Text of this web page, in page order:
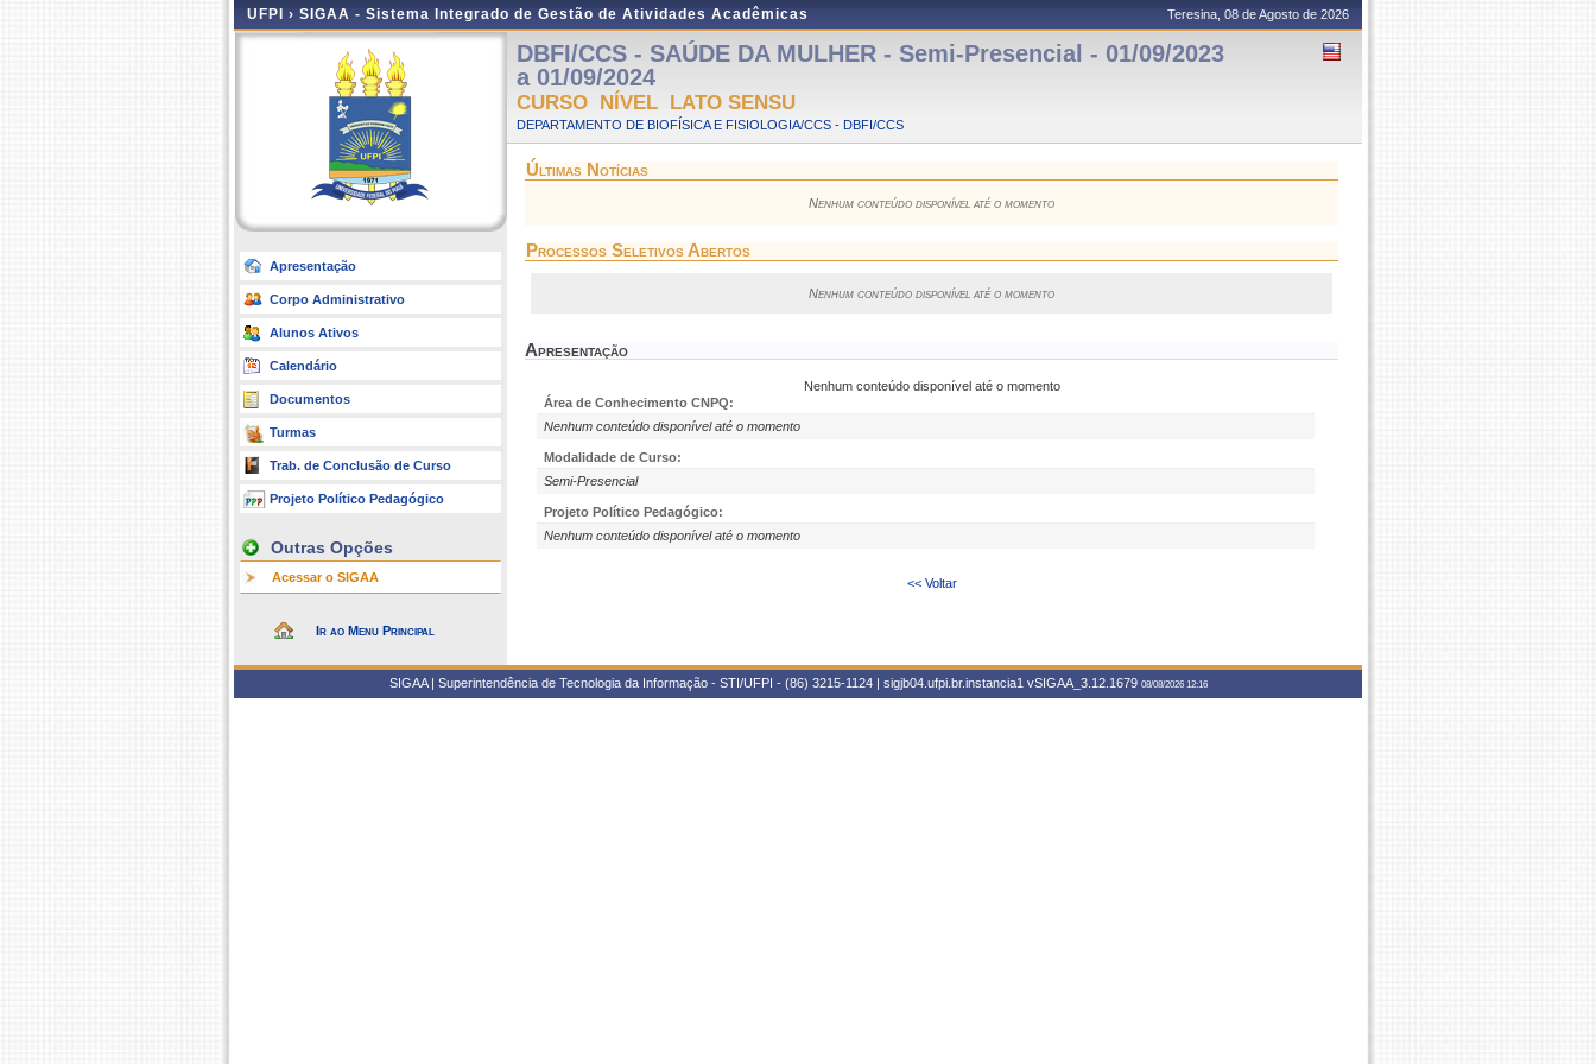
UFPI › SIGAA - Sistema Integrado de Gestão de Atividades Acadêmicas Teresina, 08 de Agosto de 2026
Apresentação
Corpo Administrativo
Alunos Ativos
Calendário
Documentos
Turmas
Trab. de Conclusão de Curso
Projeto Político Pedagógico
Outras Opções
Acessar o SIGAA
Ir ao Menu Principal
DBFI/CCS - SAÚDE DA MULHER - Semi-Presencial - 01/09/2023
a 01/09/2024
CURSO NÍVEL LATO SENSU
DEPARTAMENTO DE BIOFÍSICA E FISIOLOGIA/CCS - DBFI/CCS
Últimas Notícias
Nenhum conteúdo disponível até o momento
Processos Seletivos Abertos
Nenhum conteúdo disponível até o momento
Apresentação
Nenhum conteúdo disponível até o momento
Área de Conhecimento CNPQ:
Nenhum conteúdo disponível até o momento
Modalidade de Curso:
Semi-Presencial
Projeto Político Pedagógico:
Nenhum conteúdo disponível até o momento
<< Voltar
SIGAA | Superintendência de Tecnologia da Informação - STI/UFPI - (86) 3215-1124 | sigjb04.ufpi.br.instancia1 vSIGAA_3.12.1679 08/08/2026 12:16